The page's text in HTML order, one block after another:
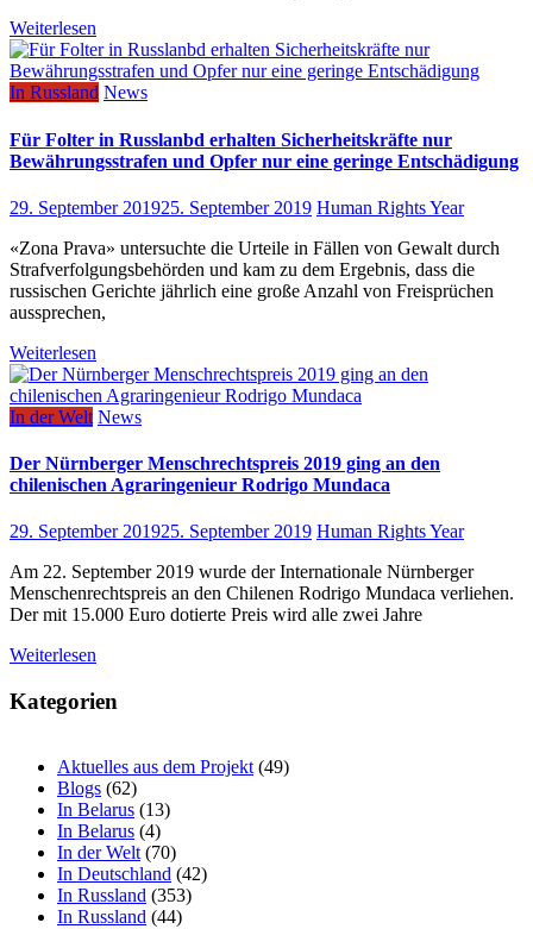
Weiterlesen
In Russland News
Für Folter in Russlanbd erhalten Sicherheitskräfte nur
Bewährungsstrafen und Opfer nur eine geringe Entschädigung
29. September 201925. September 2019 Human Rights Year
«Zona Prava» untersuchte die Urteile in Fällen von Gewalt durch
Strafverfolgungsbehörden und kam zu dem Ergebnis, dass die
russischen Gerichte jährlich eine große Anzahl von Freisprüchen
aussprechen,
Weiterlesen
In der Welt News
Der Nürnberger Menschrechtspreis 2019 ging an den
chilenischen Agraringenieur Rodrigo Mundaca
29. September 201925. September 2019 Human Rights Year
Am 22. September 2019 wurde der Internationale Nürnberger
Menschenrechtspreis an den Chilenen Rodrigo Mundaca verliehen.
Der mit 15.000 Euro dotierte Preis wird alle zwei Jahre
Weiterlesen
Kategorien
Aktuelles aus dem Projekt (49)
Blogs (62)
In Belarus (13)
In Belarus (4)
In der Welt (70)
In Deutschland (42)
In Russland (353)
In Russland (44)